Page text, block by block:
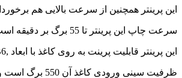
این پرینتر همچنین از سرعت بالایی هم
سرعت چاپ این پرینتر تا 55 برگ بر دقیقه است و برای چاپ اولین برگ به 5.3 ثانیه زمان نیاز دارد
این پرینتر قابلیت پرینت به روی کاغذ با ابعاد ,A4,A5,A6,A5R,R,B5,B6 را دارد.
ظرفیت سینی ورودی کاغذ آن 550 برگ است و ظرفیت سینی خروجی آن 500 برگ است